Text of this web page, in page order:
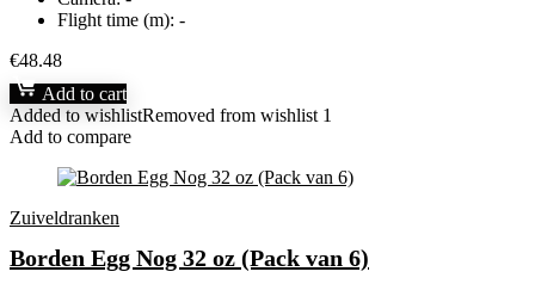
Flight time (m): -
€48.48
Add to cart
Added to wishlistRemoved from wishlist 1
Add to compare
Zuiveldranken
Borden Egg Nog 32 oz (Pack van 6)